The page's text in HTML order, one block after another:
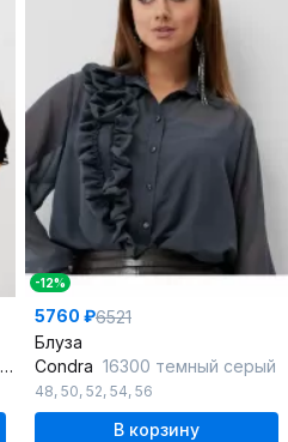
-12%
5760 ₽6521
Блуза
Condra 16300 темный серый
48, 50, 52, 54, 56
В корзину